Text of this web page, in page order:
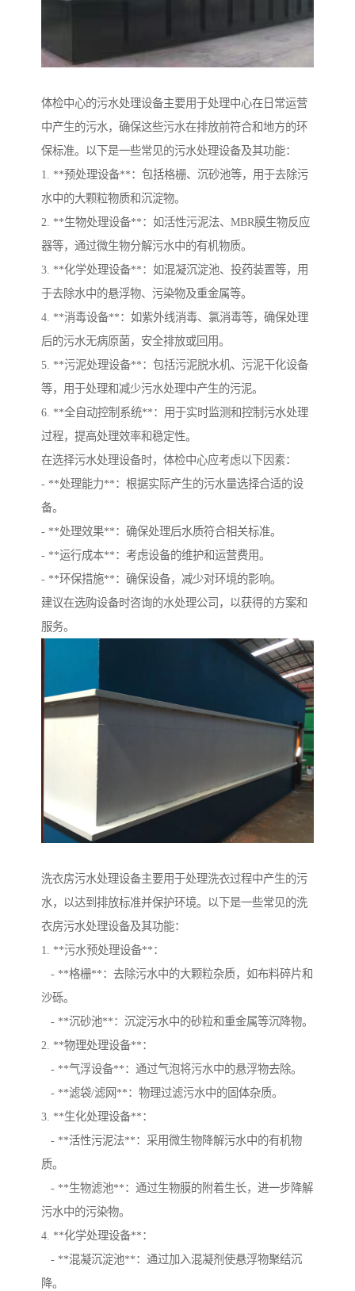
体检中心的污水处理设备主要用于处理中心在日常运营
中产生的污水，确保这些污水在排放前符合和地方的环
保标准。以下是一些常见的污水处理设备及其功能：
1. **预处理设备**：包括格栅、沉砂池等，用于去除污
水中的大颗粒物质和沉淀物。
2. **生物处理设备**：如活性污泥法、MBR膜生物反应
器等，通过微生物分解污水中的有机物质。
3. **化学处理设备**：如混凝沉淀池、投药装置等，用
于去除水中的悬浮物、污染物及重金属等。
4. **消毒设备**：如紫外线消毒、氯消毒等，确保处理
后的污水无病原菌，安全排放或回用。
5. **污泥处理设备**：包括污泥脱水机、污泥干化设备
等，用于处理和减少污水处理中产生的污泥。
6. **全自动控制系统**：用于实时监测和控制污水处理
过程，提高处理效率和稳定性。
在选择污水处理设备时，体检中心应考虑以下因素：
- **处理能力**：根据实际产生的污水量选择合适的设
备。
- **处理效果**：确保处理后水质符合相关标准。
- **运行成本**：考虑设备的维护和运营费用。
- **环保措施**：确保设备，减少对环境的影响。
建议在选购设备时咨询的水处理公司，以获得的方案和
服务。
洗衣房污水处理设备主要用于处理洗衣过程中产生的污
水，以达到排放标准并保护环境。以下是一些常见的洗
衣房污水处理设备及其功能：
1. **污水预处理设备**：
- **格栅**：去除污水中的大颗粒杂质，如布料碎片和
沙砾。
- **沉砂池**：沉淀污水中的砂粒和重金属等沉降物。
2. **物理处理设备**：
- **气浮设备**：通过气泡将污水中的悬浮物去除。
- **滤袋/滤网**：物理过滤污水中的固体杂质。
3. **生化处理设备**：
- **活性污泥法**：采用微生物降解污水中的有机物
质。
- **生物滤池**：通过生物膜的附着生长，进一步降解
污水中的污染物。
4. **化学处理设备**：
- **混凝沉淀池**：通过加入混凝剂使悬浮物聚结沉
降。